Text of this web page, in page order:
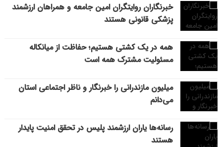
خبرنگاران روایتگران امین جامعه و همراهان ارزشمند
پزشکی قانونی هستند
همه در یک کشتی هستیم؛ حفاظت از میانکاله
مسئولیت مشترک همه است
میلیون مازندرانی را خبرنگار و ناظر اجتماعی استان
می‌دانم
رسانه‌ها یاران ارزشمند پلیس در تحقق امنیت پایدار
هستند